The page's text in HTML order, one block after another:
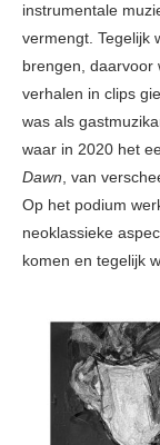
instrumentale
vermengt. Tegelijk
brengen, daarvoor
verhalen in clips
was als
waar in 2020 het
Dawn, van
Op het podium
neoklassieke
komen en tegelijk